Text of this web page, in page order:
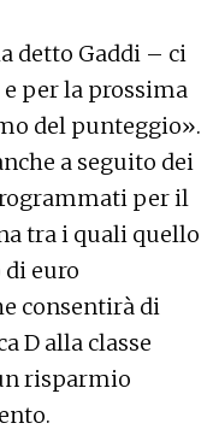
detto Gaddi – ci
per la prossima
del punteggio».
a seguito dei
per il
tra i quali quello
euro
consentirà di
D alla classe
risparmio